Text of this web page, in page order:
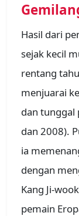
Hasil dari
sejak kecil
rentang
menjuarai
dan tunggal
dan 2008).
ia
dengan
Kang Ji-
pemain